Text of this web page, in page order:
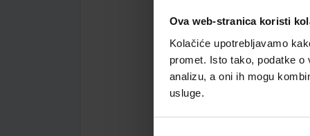
Ova web-stranica koristi
Kolačiće upotrebljavamo
promet. Isto tako, podatke
analizu, a oni ih mogu
usluge.